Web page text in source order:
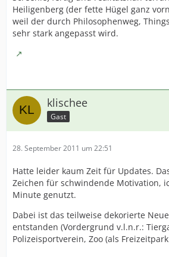
Heiligenberg (der fette Hügel ganz
weil der durch Philosophenweg,
sehr stark angepasst wird.
klischee
Gast
28. September 2011 um 22:51
Hatte leider kaum Zeit für Updates.
Zeichen für schwindende Motivation,
Minute genutzt.
Dabei ist das teilweise dekorierte
entstanden (Vordergrund v.l.n.r.:
Polizeisportverein, Zoo (als